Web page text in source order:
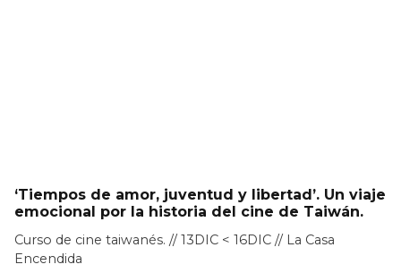
‘Tiempos de amor, juventud y libertad’. Un viaje
emocional por la historia del cine de Taiwán.
Curso de cine taiwanés. // 13DIC < 16DIC // La Casa
Encendida